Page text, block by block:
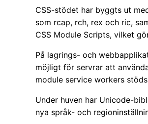
CSS-stödet har byggts ut
som rcap, rch, rex och ric,
CSS Module Scripts, vilket
På lagrings- och
möjligt för servrar att
module service workers
Under huven har Unicode-
nya språk- och